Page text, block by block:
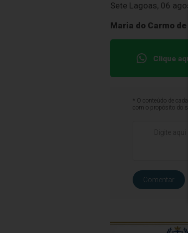
Sete Lagoas, 06
Maria do Carmo
Clique
* O conteúdo de
com o propósito do
Comentar